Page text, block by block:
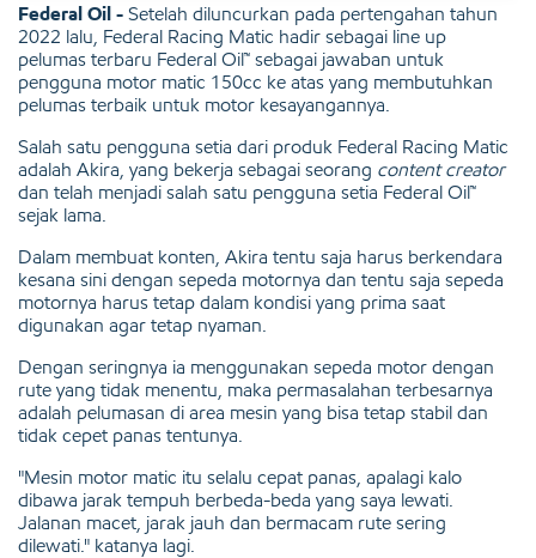
Federal Oil - Setelah diluncurkan pada pertengahan tahun
2022 lalu, Federal Racing Matic hadir sebagai line up
pelumas terbaru Federal Oil™ sebagai jawaban untuk
pengguna motor matic 150cc ke atas yang membutuhkan
pelumas terbaik untuk motor kesayangannya.
Salah satu pengguna setia dari produk Federal Racing Matic
adalah Akira, yang bekerja sebagai seorang content creator
dan telah menjadi salah satu pengguna setia Federal Oil™
sejak lama.
Dalam membuat konten, Akira tentu saja harus berkendara
kesana sini dengan sepeda motornya dan tentu saja sepeda
motornya harus tetap dalam kondisi yang prima saat
digunakan agar tetap nyaman.
Dengan seringnya ia menggunakan sepeda motor dengan
rute yang tidak menentu, maka permasalahan terbesarnya
adalah pelumasan di area mesin yang bisa tetap stabil dan
tidak cepet panas tentunya.
"Mesin motor matic itu selalu cepat panas, apalagi kalo
dibawa jarak tempuh berbeda-beda yang saya lewati.
Jalanan macet, jarak jauh dan bermacam rute sering
dilewati." katanya lagi.